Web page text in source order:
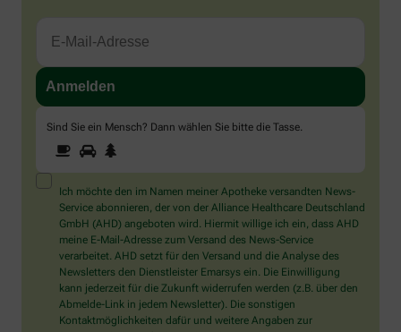
Sind Sie ein Mensch? Dann wählen Sie bitte die Tasse
Sie
ein
Mensch?
Dann
wählen
Sie
bitte
die
Tasse.
1 2
Ich möchte den im Namen meiner Apotheke versandten News-
Service abonnieren, der von der Alliance Healthcare Deutschland
GmbH (AHD) angeboten wird. Hiermit willige ich ein, dass AHD
meine E-Mail-Adresse zum Versand des News-Service
verarbeitet. AHD setzt für den Versand und die Analyse des
Newsletters den Dienstleister Emarsys ein. Die Einwilligung
kann jederzeit für die Zukunft widerrufen werden (z.B. über den
Abmelde-Link in jedem Newsletter). Die sonstigen
Kontaktmöglichkeiten dafür und weitere Angaben zur